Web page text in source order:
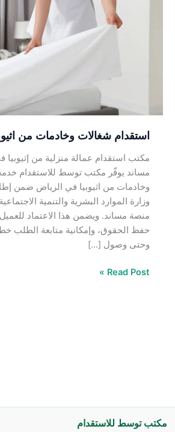
استقدام شغالات وخادمات من
مكتب استقدام عمالة منزلية من
مساند يوفّر مكتب توسط للاستقدام
وخادمات من اثيوبيا في الرياض ضمن
وزارة الموارد البشرية والتنمية
منصة مساند. ويضمن هذا الاعتماد
حفظ الحقوق، وإمكانية متابعة الطلب
وحتى وصول […]
وخادمات
Read Post »
مكتب توسط للاستقدام